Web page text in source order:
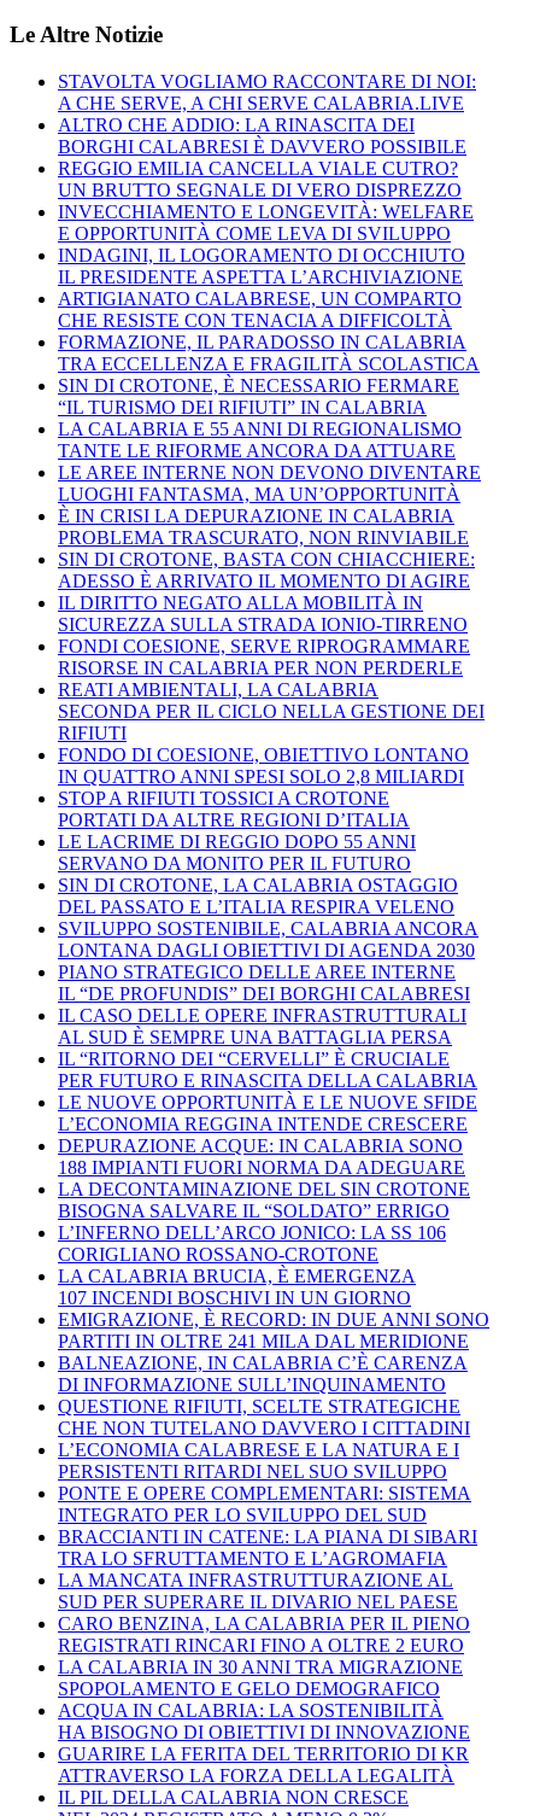
Le Altre Notizie
STAVOLTA VOGLIAMO RACCONTARE DI NOI:
A CHE SERVE, A CHI SERVE CALABRIA.LIVE
ALTRO CHE ADDIO: LA RINASCITA DEI
BORGHI CALABRESI È DAVVERO POSSIBILE
REGGIO EMILIA CANCELLA VIALE CUTRO?
UN BRUTTO SEGNALE DI VERO DISPREZZO
INVECCHIAMENTO E LONGEVITÀ: WELFARE
E OPPORTUNITÀ COME LEVA DI SVILUPPO
INDAGINI, IL LOGORAMENTO DI OCCHIUTO
IL PRESIDENTE ASPETTA L’ARCHIVIAZIONE
ARTIGIANATO CALABRESE, UN COMPARTO
CHE RESISTE CON TENACIA A DIFFICOLTÀ
FORMAZIONE, IL PARADOSSO IN CALABRIA
TRA ECCELLENZA E FRAGILITÀ SCOLASTICA
SIN DI CROTONE, È NECESSARIO FERMARE
“IL TURISMO DEI RIFIUTI” IN CALABRIA
LA CALABRIA E 55 ANNI DI REGIONALISMO
TANTE LE RIFORME ANCORA DA ATTUARE
LE AREE INTERNE NON DEVONO DIVENTARE
LUOGHI FANTASMA, MA UN’OPPORTUNITÀ
È IN CRISI LA DEPURAZIONE IN CALABRIA
PROBLEMA TRASCURATO, NON RINVIABILE
SIN DI CROTONE, BASTA CON CHIACCHIERE:
ADESSO È ARRIVATO IL MOMENTO DI AGIRE
IL DIRITTO NEGATO ALLA MOBILITÀ IN
SICUREZZA SULLA STRADA IONIO-TIRRENO
FONDI COESIONE, SERVE RIPROGRAMMARE
RISORSE IN CALABRIA PER NON PERDERLE
REATI AMBIENTALI, LA CALABRIA
SECONDA PER IL CICLO NELLA GESTIONE DEI
RIFIUTI
FONDO DI COESIONE, OBIETTIVO LONTANO
IN QUATTRO ANNI SPESI SOLO 2,8 MILIARDI
STOP A RIFIUTI TOSSICI A CROTONE
PORTATI DA ALTRE REGIONI D’ITALIA
LE LACRIME DI REGGIO DOPO 55 ANNI
SERVANO DA MONITO PER IL FUTURO
SIN DI CROTONE, LA CALABRIA OSTAGGIO
DEL PASSATO E L’ITALIA RESPIRA VELENO
SVILUPPO SOSTENIBILE, CALABRIA ANCORA
LONTANA DAGLI OBIETTIVI DI AGENDA 2030
PIANO STRATEGICO DELLE AREE INTERNE
IL “DE PROFUNDIS” DEI BORGHI CALABRESI
IL CASO DELLE OPERE INFRASTRUTTURALI
AL SUD È SEMPRE UNA BATTAGLIA PERSA
IL “RITORNO DEI “CERVELLI” È CRUCIALE
PER FUTURO E RINASCITA DELLA CALABRIA
LE NUOVE OPPORTUNITÀ E LE NUOVE SFIDE
L’ECONOMIA REGGINA INTENDE CRESCERE
DEPURAZIONE ACQUE: IN CALABRIA SONO
188 IMPIANTI FUORI NORMA DA ADEGUARE
LA DECONTAMINAZIONE DEL SIN CROTONE
BISOGNA SALVARE IL “SOLDATO” ERRIGO
L’INFERNO DELL’ARCO JONICO: LA SS 106
CORIGLIANO ROSSANO-CROTONE
LA CALABRIA BRUCIA, È EMERGENZA
107 INCENDI BOSCHIVI IN UN GIORNO
EMIGRAZIONE, È RECORD: IN DUE ANNI SONO
PARTITI IN OLTRE 241 MILA DAL MERIDIONE
BALNEAZIONE, IN CALABRIA C’È CARENZA
DI INFORMAZIONE SULL’INQUINAMENTO
QUESTIONE RIFIUTI, SCELTE STRATEGICHE
CHE NON TUTELANO DAVVERO I CITTADINI
L’ECONOMIA CALABRESE E LA NATURA E I
PERSISTENTI RITARDI NEL SUO SVILUPPO
PONTE E OPERE COMPLEMENTARI: SISTEMA
INTEGRATO PER LO SVILUPPO DEL SUD
BRACCIANTI IN CATENE: LA PIANA DI SIBARI
TRA LO SFRUTTAMENTO E L’AGROMAFIA
LA MANCATA INFRASTRUTTURAZIONE AL
SUD PER SUPERARE IL DIVARIO NEL PAESE
CARO BENZINA, LA CALABRIA PER IL PIENO
REGISTRATI RINCARI FINO A OLTRE 2 EURO
LA CALABRIA IN 30 ANNI TRA MIGRAZIONE
SPOPOLAMENTO E GELO DEMOGRAFICO
ACQUA IN CALABRIA: LA SOSTENIBILITÀ
HA BISOGNO DI OBIETTIVI DI INNOVAZIONE
GUARIRE LA FERITA DEL TERRITORIO DI KR
ATTRAVERSO LA FORZA DELLA LEGALITÀ
IL PIL DELLA CALABRIA NON CRESCE